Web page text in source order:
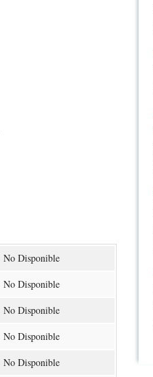
No Disponible
No Disponible
No Disponible
No Disponible
No Disponible